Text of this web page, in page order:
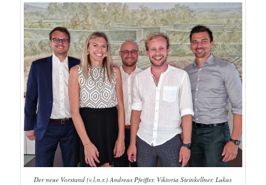
Der neue Vorstand (v.l.n.r.) Andreas Pfeiffer, Viktoria Steinkellner, Lukas